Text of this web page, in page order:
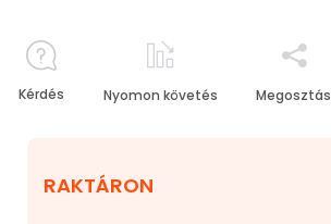
RAKTÁRON
Kérdés Nyomon követés Megosztás